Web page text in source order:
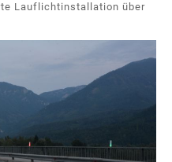
Lauflichtinstallation über